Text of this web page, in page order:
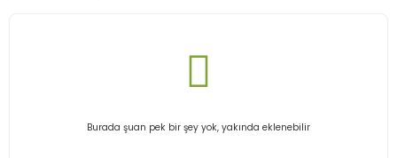
Burada şuan pek bir şey yok, yakında eklenebilir